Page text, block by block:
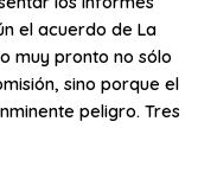
el acuerdo de La
muy pronto no sólo
sino porque el
peligro. Tres